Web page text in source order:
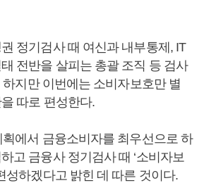
정기검사 때 여신과 내부통제, IT
전반을 살피는 총괄 조직 등 검사
지만 이번에는 소비자보호만 별
따로 편성한다.
에서 금융소비자를 최우선으로 하
고 금융사 정기검사 때 ‘소비자보
성하겠다고 밝힌 데 따른 것이다.